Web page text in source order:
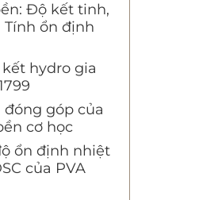
Độ kết tinh,
Tính ổn định
hydro gia
góp của
cơ học
ổn định nhiệt
của PVA